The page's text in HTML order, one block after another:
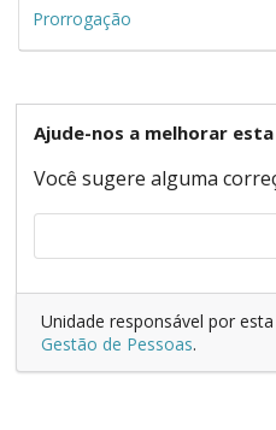
Prorrogação
Ajude-nos a melhorar
Você sugere alguma
Unidade responsável por esta
Gestão de Pessoas.